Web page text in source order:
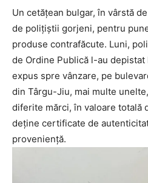
Un cetățean bulgar, în vârstă
de polițiștii gorjeni, pentru
produse contrafăcute. Luni,
de Ordine Publică l-au
expus spre vânzare, pe
din Târgu-Jiu, mai multe
diferite mărci, în valoare totală
deţine certificate de
provenienţă.